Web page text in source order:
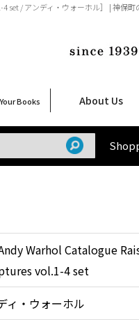
set / アンディ・ウォーホル］ | 神保町
Books
ォーム
の買取
取
ついて
ついて
ついて
問
About Us
店舗案内
Shop Infomation
ご注文について
How to Order
特定商取引法に関
プライバシーポリ
Warhol Catalogue
vol.1-4 set
ィ・ウォーホル